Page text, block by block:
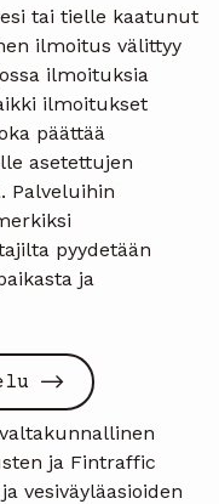
tai tielle kaatunut
ilmoitus välittyy
ilmoituksia
ilmoitukset
päättää
asetettujen
Palveluihin
pyydetään
ja
ja Fintraffic
vesiväyläasioiden